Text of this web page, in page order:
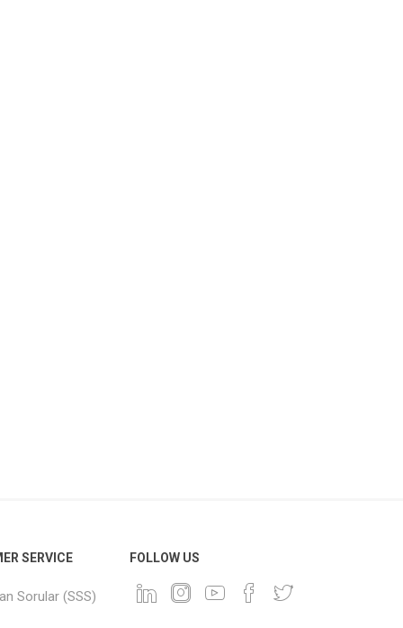
SERVICE
Sorular (SSS)
FOLLOW US